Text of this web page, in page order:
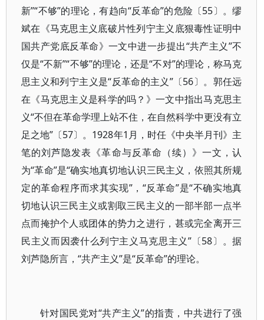
新”“不够”的理论，有趋向“反革命”的危险〔55〕。缪
斌在《马克思主义底破片性列宁主义底狠毒性证明中
国共产党底反革命》一文中进一步提出“共产主义”不
仅是“不新”“不够”的理论，还是“不对”的理论，称马克
思主义和列宁主义是“反革命的主义”〔56〕。郭任远
在《马克思主义是科学的吗？》一文中指出马克思主
义“不但在革命学理上站不住，在自然科学中更没有立
足之地”〔57〕。1928年1月，时任《中央半月刊》主
笔的刘芦隐发表《革命与反革命（续）》一文，认
为“革命”是“确实地真切地认识三民主义，依照其所规
定的革命程序而求其实现”，“反革命”是“不确实地真
切地认识三民主义或割取三民主义的一部半部一点半
点而掩护个人或团体的势力之进行，甚或完全离开三
民主义而因袭什么列宁主义马克思主义”〔58〕。据
刘芦隐所言，“共产主义”是“反革命”的理论。
针对国民党对“共产主义”的指责，中共进行了强